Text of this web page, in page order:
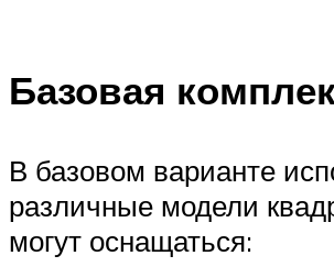
Базовая
В базовом варианте
различные модели
могут оснащаться: